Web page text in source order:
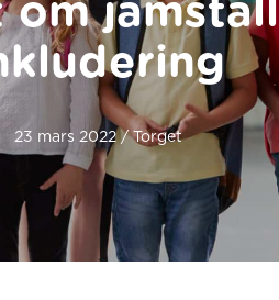
23 mars 2022 / Torget